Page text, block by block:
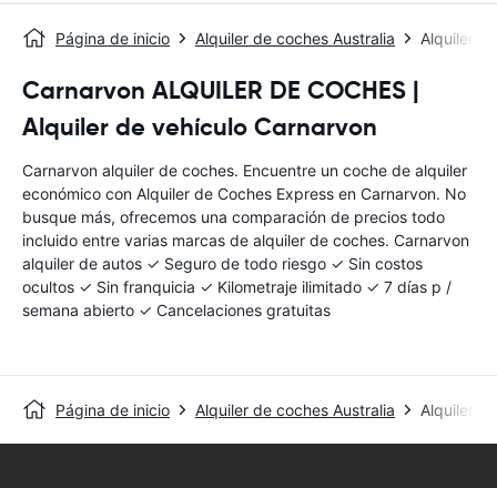
Página de inicio Alquiler de coches Australia Alquiler
Carnarvon ALQUILER DE COCHES |
Alquiler de vehículo Carnarvon
Carnarvon alquiler de coches. Encuentre un coche de alquiler
económico con Alquiler de Coches Express en Carnarvon. No
busque más, ofrecemos una comparación de precios todo
incluido entre varias marcas de alquiler de coches. Carnarvon
alquiler de autos ✓ Seguro de todo riesgo ✓ Sin costos
ocultos ✓ Sin franquicia ✓ Kilometraje ilimitado ✓ 7 días p /
semana abierto ✓ Cancelaciones gratuitas
Página de inicio Alquiler de coches Australia Alquiler